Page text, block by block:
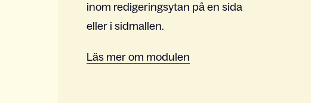
inom redigeringsytan på en sida
eller i sidmallen.
Läs mer om modulen